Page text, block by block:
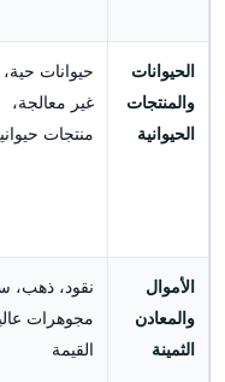
الحيوانات
والمنتجات
الحيوانية
حيوانات حية،
غير معالجة،
منتجات
الأموال
والمعادن
الثمينة
نقود، ذهب،
مجوهرات
القيمة